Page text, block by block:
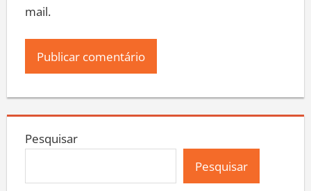
mail.
Pesquisar
Pesquisar